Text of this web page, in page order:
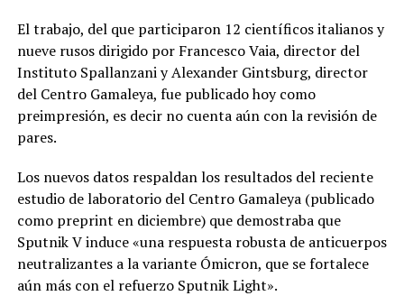
El trabajo, del que participaron 12 científicos italianos y
nueve rusos dirigido por Francesco Vaia, director del
Instituto Spallanzani y Alexander Gintsburg, director
del Centro Gamaleya, fue publicado hoy como
preimpresión, es decir no cuenta aún con la revisión de
pares.
Los nuevos datos respaldan los resultados del reciente
estudio de laboratorio del Centro Gamaleya (publicado
como preprint en diciembre) que demostraba que
Sputnik V induce «una respuesta robusta de anticuerpos
neutralizantes a la variante Ómicron, que se fortalece
aún más con el refuerzo Sputnik Light».